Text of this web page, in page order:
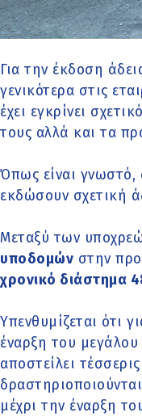
Για την έκδοση
γενικότερα στις
έχει εγκρίνει σχετικό
τους αλλά και τα
Όπως είναι γνωστό,
εκδώσουν σχετική
Μεταξύ των
υποδομών στην
χρονικό διάστημα
Υπενθυμίζεται ότι
έναρξη του
αποστείλει
μέχρι την έναρξη